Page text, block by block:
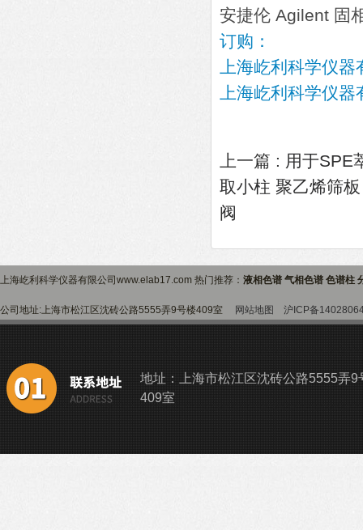
安捷伦 Agilent 固
订购：
上海屹利科学仪器
上海屹利科学仪器
上一篇 : 用于SPE
取小柱 聚乙烯筛板
阀
上海屹利科学仪器有限公司www.elab17.com 热门推荐： 液相色谱 气相色谱 色谱柱
公司地址:上海市松江区沈砖公路5555弄9号楼409室 网站地图 沪ICP备
地址：上海市松江区沈砖公路5555弄9
409室